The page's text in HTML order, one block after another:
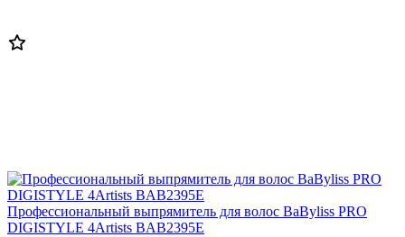
Профессиональный выпрямитель для волос BaByliss PRO
DIGISTYLE 4Artists BAB2395E